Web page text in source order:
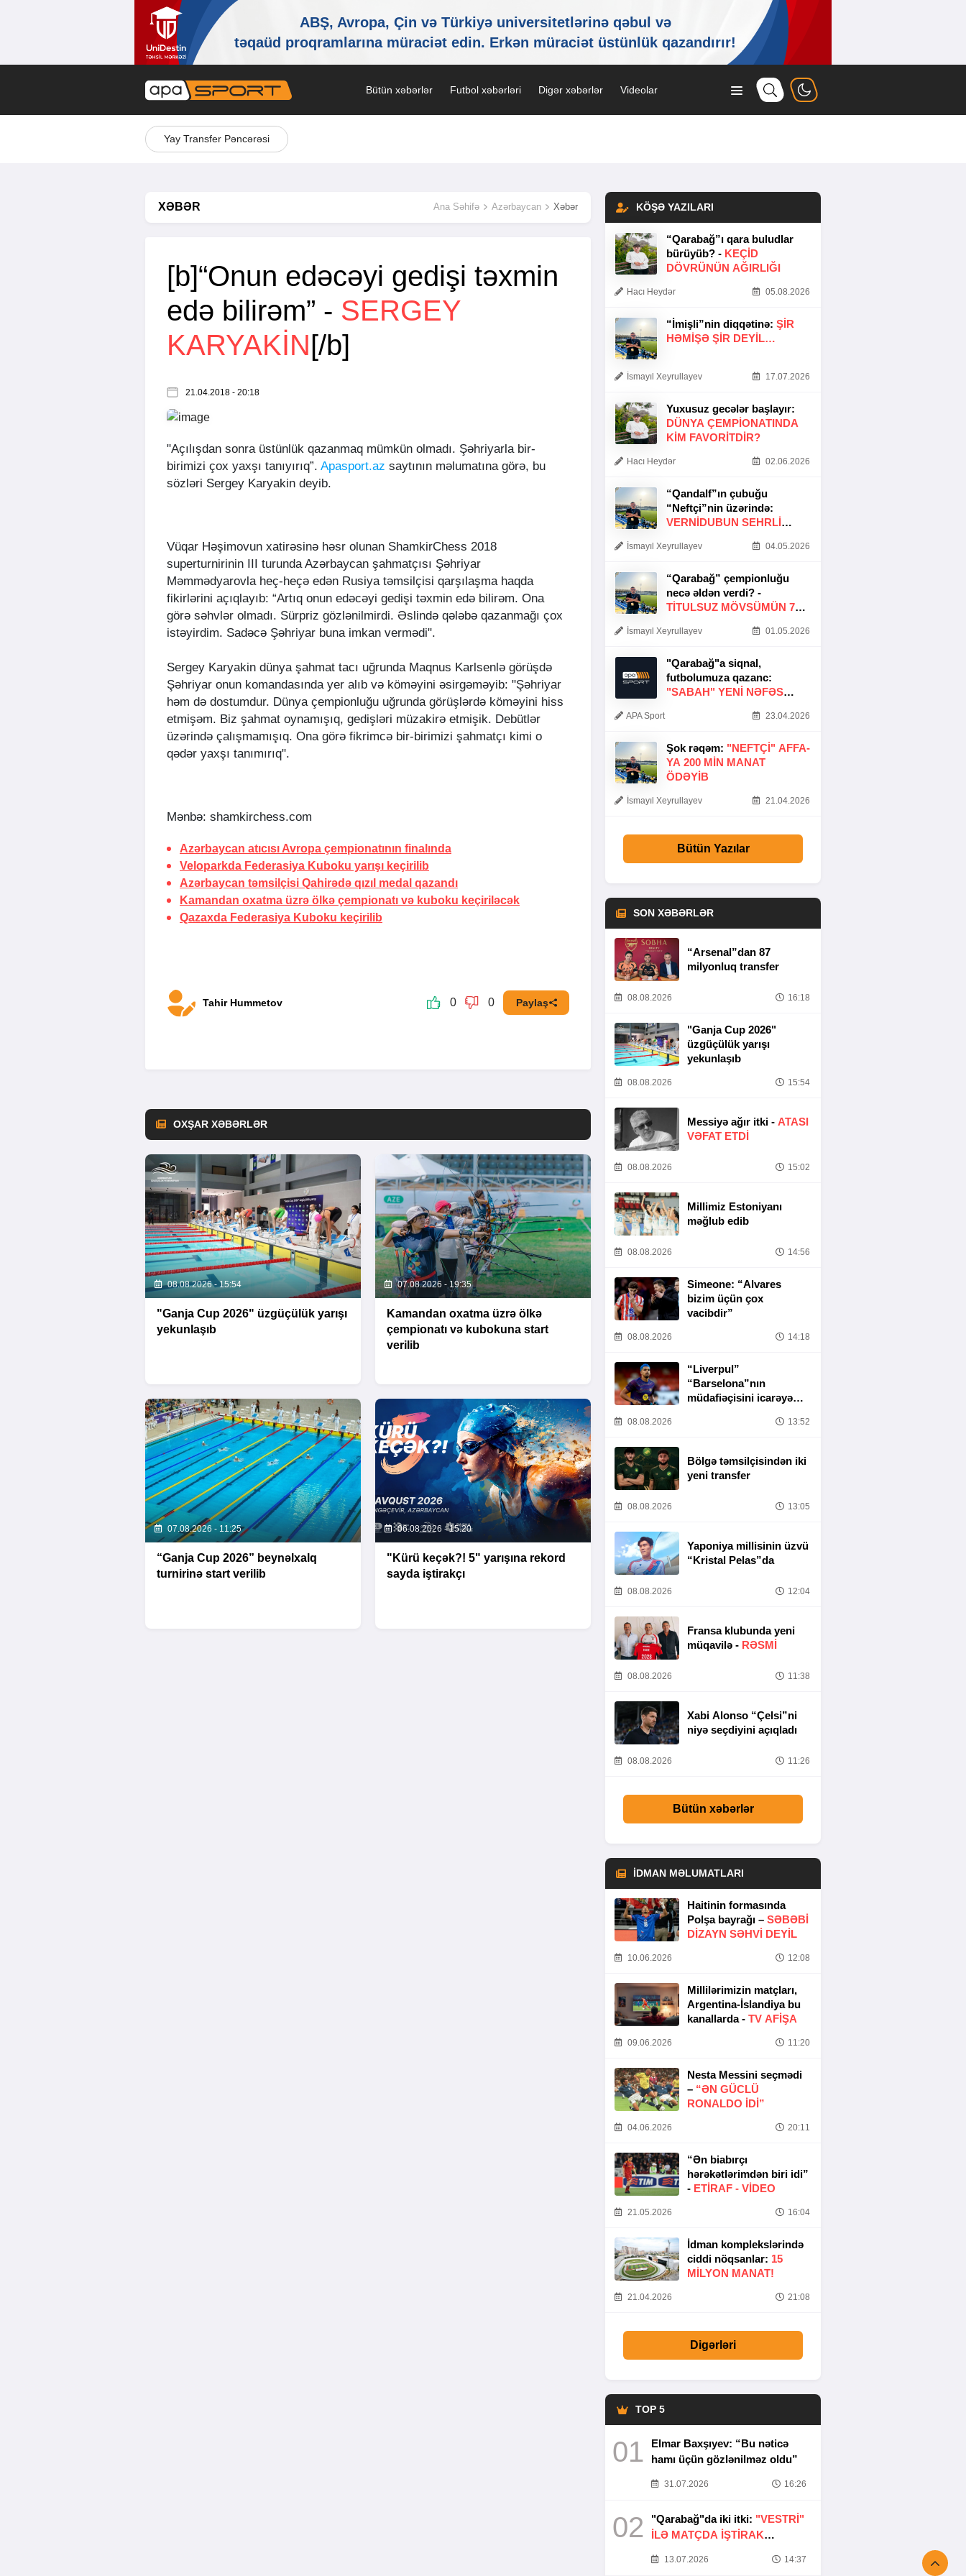
Bütün xəbərlər Futbol xəbərləri Digər xəbərlər Videolar
Yay Transfer Pəncərəsi
XƏBƏR Ana Səhifə Azərbaycan Xəbər
[b]“Onun edəcəyi gedişi təxmin
edə bilirəm” - SERGEY
KARYAKIN[/b]
21.04.2018 - 20:18
"Açılışdan sonra üstünlük qazanmaq mümkün olmadı. Şəhriyarla bir-
birimizi çox yaxşı tanıyırıq”. Apasport.az saytının məlumatına görə, bu
sözləri Sergey Karyakin deyib.
Vüqar Həşimovun xatirəsinə həsr olunan ShamkirChess 2018
superturnirinin III turunda Azərbaycan şahmatçısı Şəhriyar
Məmmədyarovla heç-heçə edən Rusiya təmsilçisi qarşılaşma haqda
fikirlərini açıqlayıb: “Artıq onun edəcəyi gedişi təxmin edə bilirəm. Ona
görə səhvlər olmadı. Sürpriz gözlənilmirdi. Əslində qələbə qazanmağı çox
istəyirdim. Sadəcə Şəhriyar buna imkan vermədi".
Sergey Karyakin dünya şahmat tacı uğrunda Maqnus Karlsenlə görüşdə
Şəhriyar onun komandasında yer alıb və köməyini əsirgəməyib: "Şəhriyar
həm də dostumdur. Dünya çempionluğu uğrunda görüşlərdə köməyini hiss
etmişəm. Biz şahmat oynamışıq, gedişləri müzakirə etmişik. Debütlər
üzərində çalışmamışıq. Ona görə fikrimcə bir-birimizi şahmatçı kimi o
qədər yaxşı tanımırıq".
Mənbə: shamkirchess.com
Azərbaycan atıcısı Avropa çempionatının finalında
Veloparkda Federasiya Kuboku yarışı keçirilib
Azərbaycan təmsilçisi Qahirədə qızıl medal qazandı
Kamandan oxatma üzrə ölkə çempionatı və kuboku keçiriləcək
Qazaxda Federasiya Kuboku keçirilib
Tahir Hummetov 0 0 Paylaş
OXŞAR XƏBƏRLƏR
08.08.2026 - 15:54
"Ganja Cup 2026" üzgüçülük yarışı
yekunlaşıb
07.08.2026 - 19:35
Kamandan oxatma üzrə ölkə
çempionatı və kubokuna start
verilib
07.08.2026 - 11:25
“Ganja Cup 2026” beynəlxalq
turnirinə start verilib
06.08.2026 - 15:20
"Kürü keçək?! 5" yarışına rekord
sayda iştirakçı
KÖŞƏ YAZILARI
“Qarabağ”ı qara buludlar
bürüyüb? - KEÇID
DÖVRÜNÜN AĞIRLIĞI
Hacı Heydər 05.08.2026
“İmişli”nin diqqətinə: ŞIR
HƏMIŞƏ ŞIR DEYIL…
İsmayıl Xeyrullayev 17.07.2026
Yuxusuz gecələr başlayır:
DÜNYA ÇEMPIONATINDA
KIM FAVORITDIR?
Hacı Heydər 02.06.2026
“Qandalf”ın çubuğu
“Neftçi”nin üzərində:
VERNİDUBUN SEHRLİ
İsmayıl Xeyrullayev 04.05.2026
“Qarabağ” çempionluğu
necə əldən verdi? -
TITULSUZ MÖVSÜMÜN 7
İsmayıl Xeyrullayev 01.05.2026
"Qarabağ"a siqnal,
futbolumuza qazanc:
"SABAH" YENI NƏFƏS
APA Sport 23.04.2026
Şok rəqəm: "NEFTÇI" AFFA-
YA 200 MIN MANAT
ÖDƏYIB
İsmayıl Xeyrullayev 21.04.2026
Bütün Yazılar
SON XƏBƏRLƏR
“Arsenal”dan 87
milyonluq transfer
08.08.2026 16:18
"Ganja Cup 2026"
üzgüçülük yarışı
yekunlaşıb
08.08.2026 15:54
Messiyə ağır itki - ATASI
VƏFAT ETDI
08.08.2026 15:02
Millimiz Estoniyanı
məğlub edib
08.08.2026 14:56
Simeone: “Alvares
bizim üçün çox
vacibdir”
08.08.2026 14:18
“Liverpul”
“Barselona”nın
müdafiəçisini icarəyə
08.08.2026 13:52
Bölgə təmsilçisindən iki
yeni transfer
08.08.2026 13:05
Yaponiya millisinin üzvü
“Kristal Pelas”da
08.08.2026 12:04
Fransa klubunda yeni
müqavilə - RƏSMİ
08.08.2026 11:38
Xabi Alonso “Çelsi”ni
niyə seçdiyini açıqladı
08.08.2026 11:26
Bütün xəbərlər
İDMAN MƏLUMATLARI
Haitinin formasında
Polşa bayrağı – SƏBƏBI
DIZAYN SƏHVI DEYIL
10.06.2026 12:08
Millilərimizin matçları,
Argentina-İslandiya bu
kanallarda - TV AFİŞA
09.06.2026 11:20
Nesta Messini seçmədi
– “ƏN GÜCLÜ
RONALDO IDI”
04.06.2026 20:11
“Ən biabırçı
hərəkətlərimdən biri idi”
- ETIRAF - VİDEO
21.05.2026 16:04
İdman komplekslərində
ciddi nöqsanlar: 15
MILYON MANAT!
21.04.2026 21:08
Digərləri
TOP 5
01
Elmar Baxşıyev: “Bu nəticə
hamı üçün gözlənilməz oldu”
31.07.2026 16:26
02 "Qarabağ"da iki itki: "VESTRİ"
İLƏ MATÇDA İŞTİRAK
13.07.2026 14:37